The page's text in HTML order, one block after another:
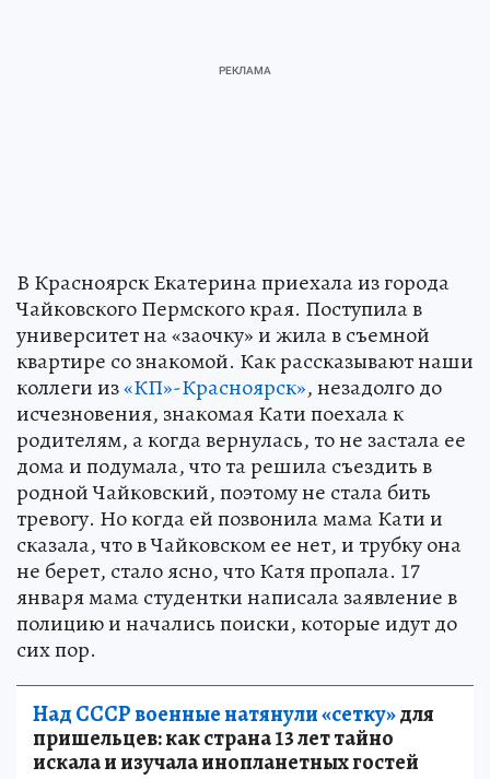
В Красноярск Екатерина приехала из города
Чайковского Пермского края. Поступила в
университет на «заочку» и жила в съемной
квартире со знакомой. Как рассказывают наши
коллеги из«КП»-Красноярск», незадолго до
исчезновения, знакомая Кати поехала к
родителям, а когда вернулась, то не застала ее
дома и подумала, что та решила съездить в
родной Чайковский, поэтому не стала бить
тревогу. Но когда ей позвонила мама Кати и
сказала, что в Чайковском ее нет, и трубку она
не берет, стало ясно, что Катя пропала. 17
января мама студентки написала заявление в
полицию и начались поиски, которые идут до
сих пор.
Над СССР военные натянули «сетку»для
пришельцев: как страна 13 лет тайно
искала и изучала инопланетных гостей